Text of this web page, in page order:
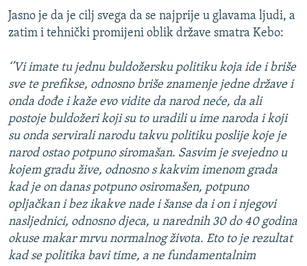
Jasno je da je cilj svega da se najprije u glavama ljudi, a
zatim i tehnički promijeni oblik države smatra Kebo:
‘’Vi imate tu jednu buldožersku politiku koja ide i briše
sve te prefikse, odnosno briše znamenje jedne države i
onda dođe i kaže evo vidite da narod neće, da ali
postoje buldožeri koji su to uradili u ime naroda i koji
su onda servirali narodu takvu politiku poslije koje je
narod ostao potpuno siromašan. Sasvim je svejedno u
kojem gradu žive, odnosno s kakvim imenom grada
kad je on danas potpuno osiromašen, potpuno
opljačkan i bez ikakve nade i šanse da i on i njegovi
nasljednici, odnosno djeca, u narednih 30 do 40 godina
okuse makar mrvu normalnog života. Eto to je rezultat
kad se politika bavi time, a ne fundamentalnim